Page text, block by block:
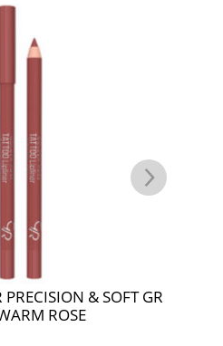
& SOFT GR
ROSE